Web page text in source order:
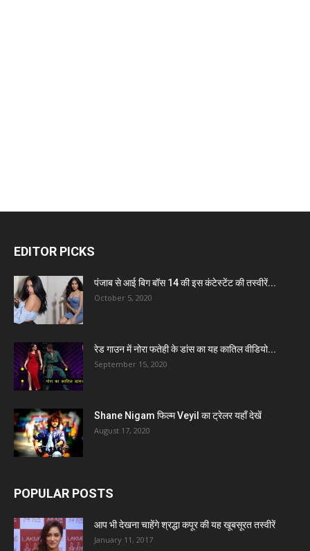
EDITOR PICKS
पंजाब से आई बिग बॉस 14 की इस कंटेस्टेंट की तस्वीरें...
October 5, 2020
रेड गाउन में नोरा फतेही के डांस का यह कातिल वीडियो...
September 15, 2020
Shane Nigam फिल्म Veyil का ट्रेलर यहाँ देखें
August 17, 2020
POPULAR POSTS
आप भी देखना चाहेंगे श्रद्धा कपूर की यह खूबसूरत तस्वीरें
January 11, 2017